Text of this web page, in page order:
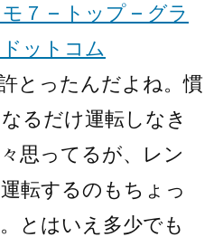
７ – トップ – グラ
ットコム
とったんだよね。慣
るだけ運転しなき
思ってるが、レン
転するのもちょっ
とはいえ多少でも